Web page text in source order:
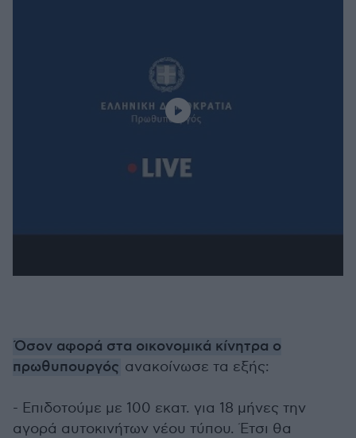
Όσον αφορά στα οικονομικά κίνητρα ο
πρωθυπουργός ανακοίνωσε τα εξής:
- Επιδοτούμε με 100 εκατ. για 18 μήνες την
αγορά αυτοκινήτων νέου τύπου. Έτσι θα